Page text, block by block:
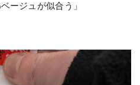
ージュが似合う」